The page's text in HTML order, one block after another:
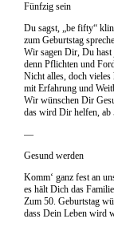
Fünfzig sein
Du sagst, „be fifty“
zum Geburtstag
Wir sagen Dir, Du hast
denn Pflichten und
Nicht alles, doch
mit Erfahrung und
Wir wünschen Dir
das wird Dir helfen, ab
—
Gesund werden
Komm‘ ganz fest an
es hält Dich das
Zum 50. Geburtstag
dass Dein Leben wird